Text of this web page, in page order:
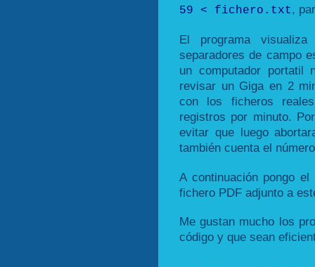
59 < fichero.txt,
El programa
separadores de campo
un computador portatil
revisar un Giga en 2
con los ficheros
registros por minuto.
evitar que luego
también cuenta el
A continuación pongo
fichero PDF adjunto a
Me gustan mucho los
código y que sean